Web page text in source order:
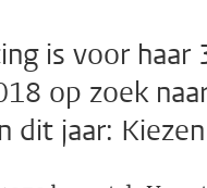
is voor
op zoek
dit jaar: